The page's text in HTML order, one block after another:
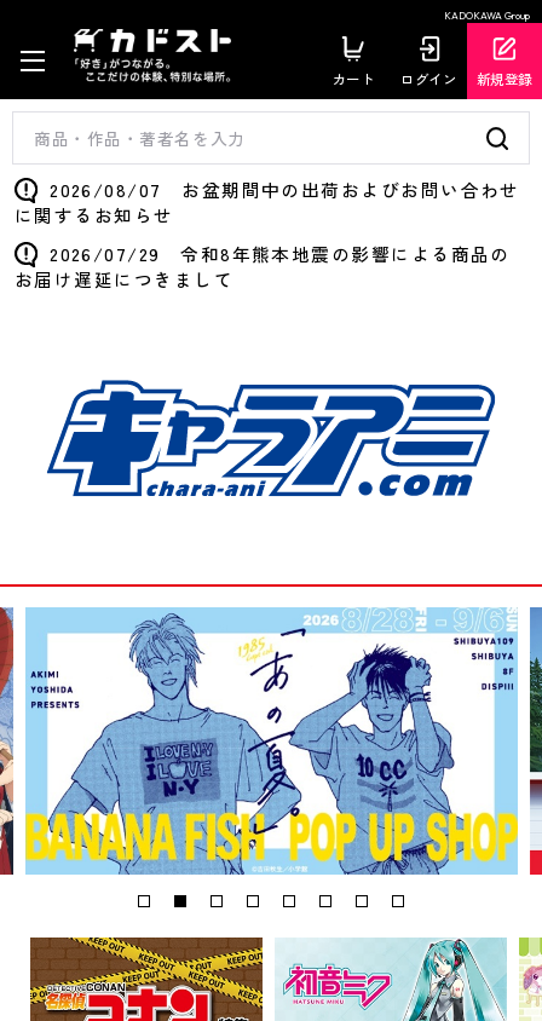
KADOKAWA Group
カート ログイン 新規登録
2026/08/07 お盆期間中の出荷およびお問い合わせ
に関するお知らせ
2026/07/29 令和8年熊本地震の影響による商品の
お届け遅延につきまして